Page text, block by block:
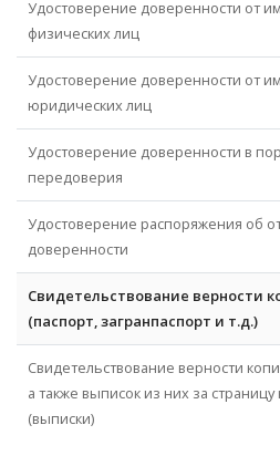
Удостоверение доверенности от
физических лиц
Удостоверение доверенности от
юридических лиц
Удостоверение доверенности в
передоверия
Удостоверение распоряжения об
доверенности
Свидетельствование верности
(паспорт, загранпаспорт и т.д.)
Свидетельствование верности
а также выписок из них за страницу
(выписки)